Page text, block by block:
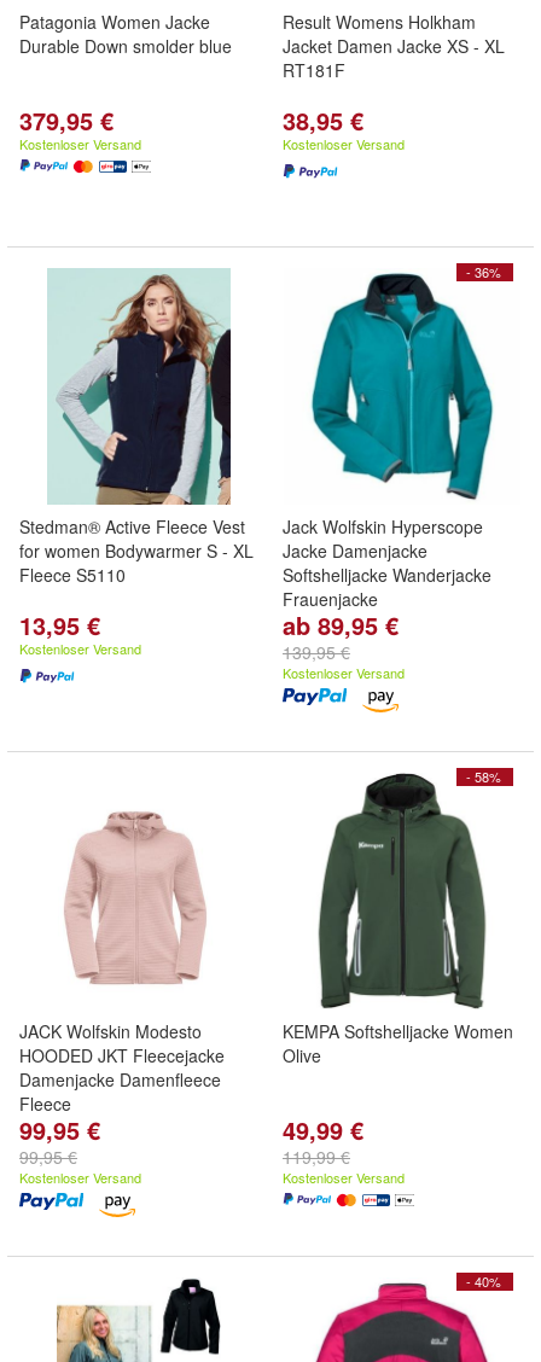
Patagonia Women Jacke
Durable Down smolder blue
379,95 €
Kostenloser Versand
Result Womens Holkham
Jacket Damen Jacke XS - XL
RT181F
38,95 €
Kostenloser Versand
Stedman® Active Fleece Vest
for women Bodywarmer S - XL
Fleece S5110
13,95 €
Kostenloser Versand
- 36%
Jack Wolfskin Hyperscope
Jacke Damenjacke
Softshelljacke Wanderjacke
Frauenjacke
ab 89,95 €
139,95 €
Kostenloser Versand
JACK Wolfskin Modesto
HOODED JKT Fleecejacke
Damenjacke Damenfleece
Fleece
99,95 €
99,95 €
Kostenloser Versand
- 58%
KEMPA Softshelljacke Women
Olive
49,99 €
119,99 €
Kostenloser Versand
- 40%